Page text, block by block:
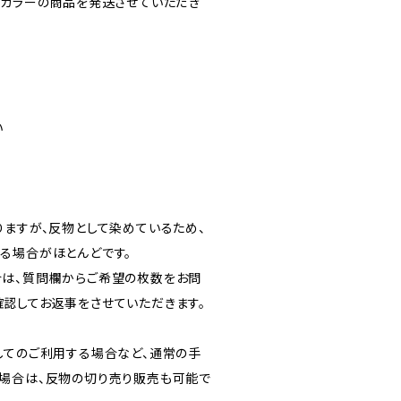
すが、反物として染めているため、
場合がほとんどです。
、質問欄からご希望の枚数をお問
してお返事をさせていただきます。
のご利用する場合など、通常の手
合は、反物の切り売り販売も可能で